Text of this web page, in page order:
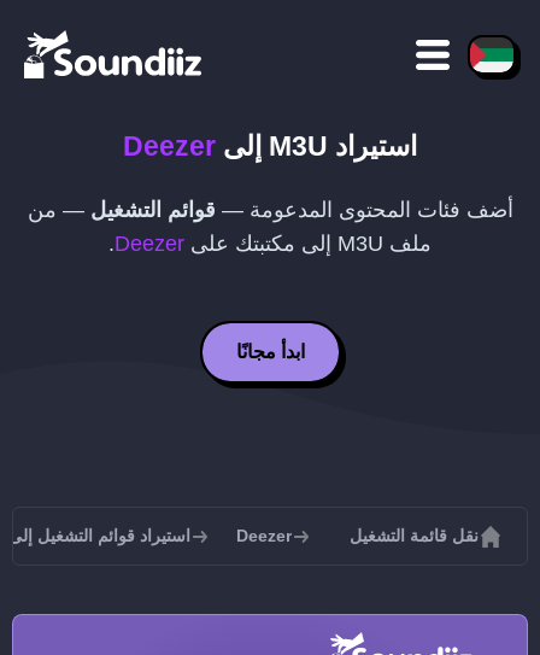
استيراد M3U إلى Deezer
أضف فئات المحتوى المدعومة — قوائم التشغيل — من
ملف M3U إلى مكتبتك على Deezer
.
ابدأ مجانًا
نقل قائمة التشغيل Deezer استيراد قوائم التشغيل إلى Deezer